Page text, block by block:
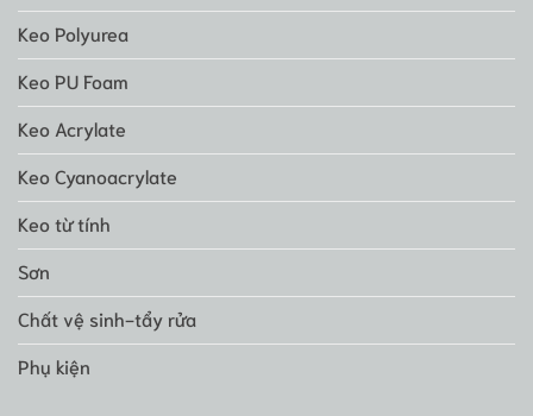
Keo Polyurea
Keo PU Foam
Keo Acrylate
Keo Cyanoacrylate
Keo từ tính
Sơn
Chất vệ sinh-tẩy rửa
Phụ kiện